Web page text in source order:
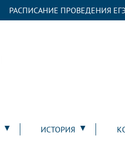
РАСПИСАНИЕ ПРОВЕДЕНИЯ
ИСТОРИЯ